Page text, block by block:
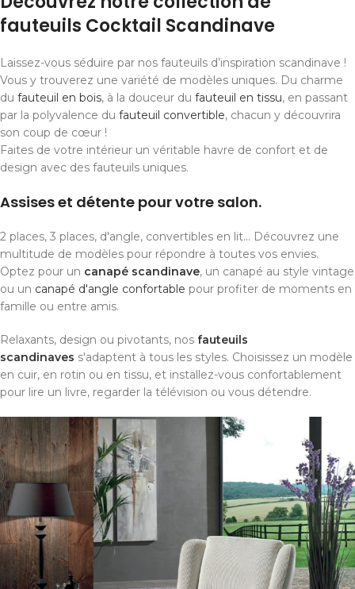
fauteuils Cocktail Scandinave
Laissez-vous séduire par nos fauteuils d’inspiration scandinave !
Vous y trouverez une variété de modèles uniques. Du charme
du fauteuil en bois, à la douceur du fauteuil en tissu, en passant
par la polyvalence du fauteuil convertible, chacun y découvrira
son coup de cœur !
Faites de votre intérieur un véritable havre de confort et de
design avec des fauteuils uniques.
Assises et détente pour votre salon.
2 places, 3 places, d'angle, convertibles en lit... Découvrez une
multitude de modèles pour répondre à toutes vos envies.
Optez pour un canapé scandinave, un canapé au style vintage
ou un canapé d'angle confortable pour profiter de moments en
famille ou entre amis.
Relaxants, design ou pivotants, nos fauteuils
scandinaves s'adaptent à tous les styles. Choisissez un modèle
en cuir, en rotin ou en tissu, et installez-vous confortablement
pour lire un livre, regarder la télévision ou vous détendre.